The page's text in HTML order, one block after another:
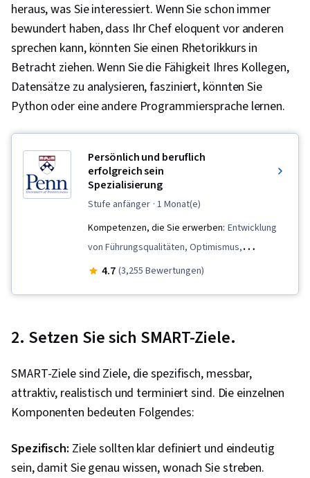
heraus, was Sie interessiert. Wenn Sie schon immer
bewundert haben, dass Ihr Chef eloquent vor anderen
sprechen kann, könnten Sie einen Rhetorikkurs in
Betracht ziehen. Wenn Sie die Fähigkeit Ihres Kollegen,
Datensätze zu analysieren, fasziniert, könnten Sie
Python oder eine andere Programmiersprache lernen.
Persönlich und beruflich
erfolgreich sein
Spezialisierung
stufe anfänger · 1 Monat(e)
Kompetenzen, die Sie erwerben: Entwicklung
von Führungsqualitäten, Optimismus,
Innovation, Vertrauenswürdigkeit,
Strategien, Beeinflussung, Strategische
Business-Kommunikation, Rapportbildung,
Zwischenmenschliche Kommunikation,
Verhandlung, Persönliche Entwicklung,
Leiterschaft, Allgemeine Netzwerkarbeit,
4.7 (3,255 Bewertungen)
2. Setzen Sie sich SMART-Ziele.
SMART-Ziele sind Ziele, die spezifisch, messbar,
attraktiv, realistisch und terminiert sind. Die einzelnen
Komponenten bedeuten Folgendes:
Spezifisch: Ziele sollten klar definiert und eindeutig
sein, damit Sie genau wissen, wonach Sie streben.